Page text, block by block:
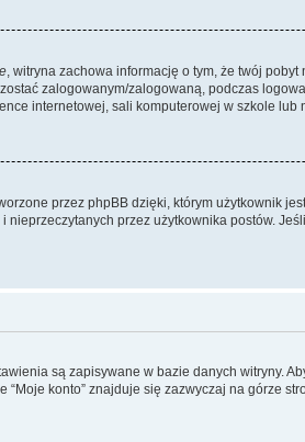
, witryna zachowa informację o tym, że twój
zalogowanym/zalogowaną, podczas
internetowej, sali komputerowej w szkole lub
przez phpBB dzięki, którym użytkownik
nieprzeczytanych przez użytkownika postów.
są zapisywane w bazie danych witryny.
konto” znajduje się zazwyczaj na górze